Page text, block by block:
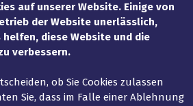
auf unserer Website. Einige von
der Website unerlässlich,
diese Website und die
verbessern.
ob Sie Cookies zulassen
Sie, dass im Falle einer Ablehnung
Header With
Space
Main Header With Space